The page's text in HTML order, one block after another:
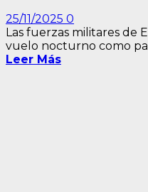
25/11/2025 0
Las fuerzas militares de
vuelo nocturno como
Leer Más